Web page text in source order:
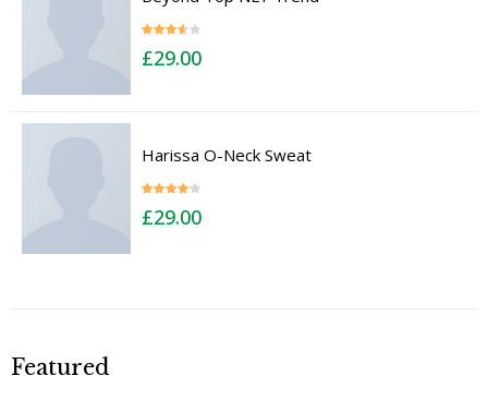
3.50out
£29.00
Harissa O-Neck Sweat
4.00out
£29.00
Featured